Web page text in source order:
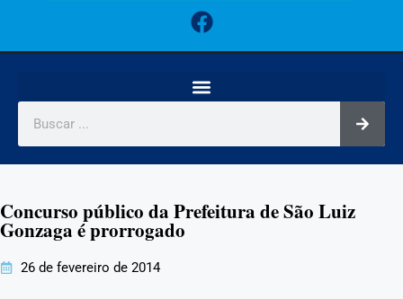
Concurso público da Prefeitura de São Luiz
Gonzaga é prorrogado
26 de fevereiro de 2014